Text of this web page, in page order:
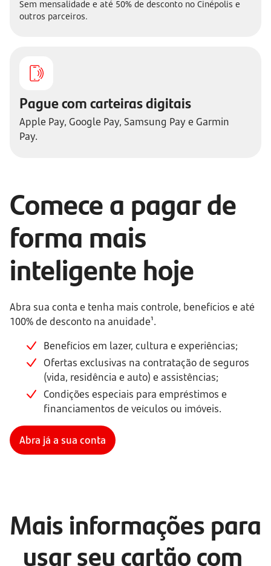
Sem mensalidade e até 50% de desconto no Cinépolis e
outros parceiros.
Pague com carteiras digitais
Apple Pay, Google Pay, Samsung Pay e Garmin
Pay.
Comece a pagar de
forma mais
inteligente hoje
Abra sua conta e tenha mais controle, benefícios e até
100% de desconto na anuidade¹.
Benefícios em lazer, cultura e experiências;
Ofertas exclusivas na contratação de seguros
(vida, residência e auto) e assistências;
Condições especiais para empréstimos e
financiamentos de veículos ou imóveis.
Abra já a sua conta
Mais informações para
usar seu cartão com